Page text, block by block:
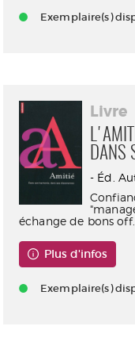
Exemplaire(s)
Livre
DANS
- Éd.
échange de bons off...
Plus d'infos
Exemplaire(s)